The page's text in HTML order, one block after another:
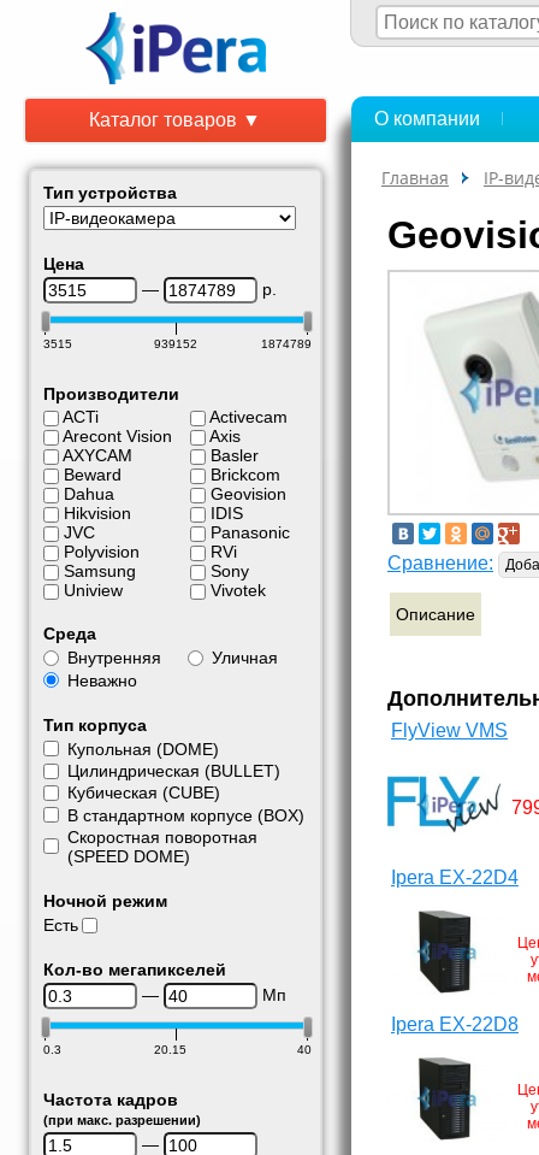
Каталог товаров ▼
Тип устройства
Цена
—
р.
3515 939152 1874789
Производители
ACTi
Arecont Vision
AXYCAM
Beward
Dahua
Hikvision
JVC
Polyvision
Samsung
Uniview
Activecam
Axis
Basler
Brickcom
Geovision
IDIS
Panasonic
RVi
Sony
Vivotek
Среда
Внутренняя
Уличная
Неважно
Тип корпуса
Купольная (DOME)
Цилиндрическая (BULLET)
Кубическая (CUBE)
В стандартном корпусе (BOX)
Скоростная поворотная
(SPEED DOME)
Ночной режим
Есть
Кол-во мегапикселей
—
Мп
0.3 20.15 40
Частота кадров
(при макс. разрешении)
—
О компании
Главная IP-
Сравнение:
Описание
FlyView VMS
Ipera EX-22D4
Ipera EX-22D8